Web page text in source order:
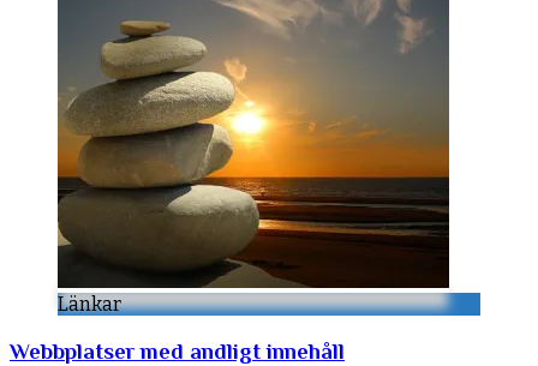
Länkar
Webbplatser med andligt innehåll